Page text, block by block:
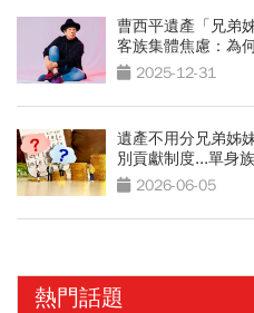
曹西平遺產「兄弟
客族集體焦慮：為
足？2025-12-31
遺產不用分兄弟姊
別貢獻制度...單身
2026-06-05
熱門話題